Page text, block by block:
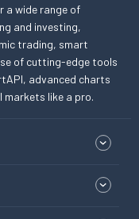
a wide range of
and investing,
trading, smart
of cutting-edge tools
advanced charts
like a pro.